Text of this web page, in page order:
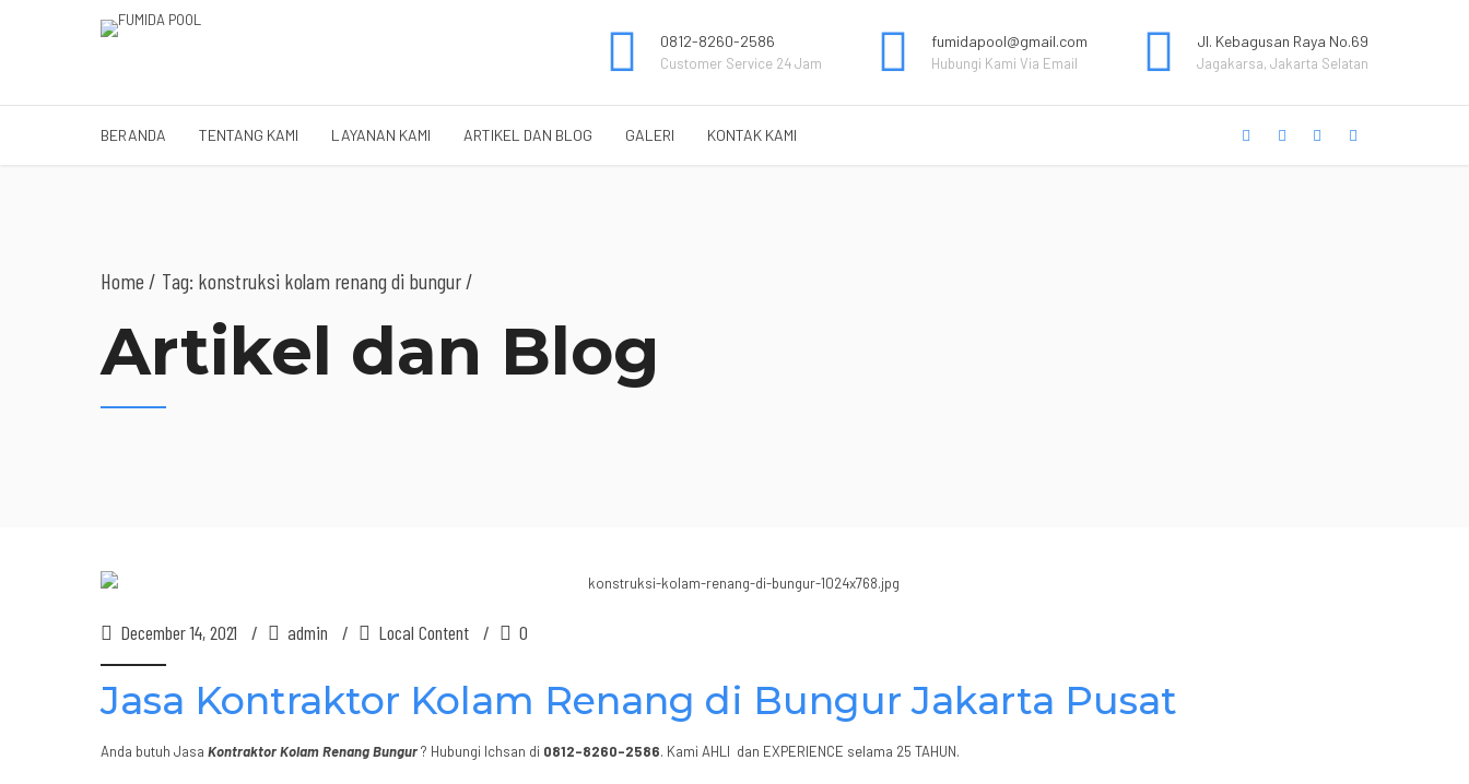
0812-8260-2586
Customer Service 24 Jam
fumidapool@gmail.com
Hubungi Kami Via Email
Jl. Kebagusan Raya No.69
Jagakarsa, Jakarta Selatan
BERANDA TENTANG KAMI LAYANAN KAMI ARTIKEL DAN BLOG GALERI KONTAK KAMI
Home Tag: konstruksi kolam renang di bungur /
Artikel dan Blog
December 14, 2021 admin Local Content 0
Jasa Kontraktor Kolam Renang di Bungur Jakarta Pusat
Anda butuh Jasa Kontraktor Kolam Renang Bungur? Hubungi Ichsan di 0812-8260-2586. Kami AHLI dan EXPERIENCE selama 25 TAHUN.